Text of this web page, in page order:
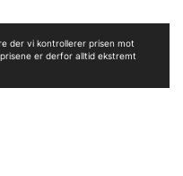
der vi kontrollerer prisen mot
er derfor alltid ekstremt